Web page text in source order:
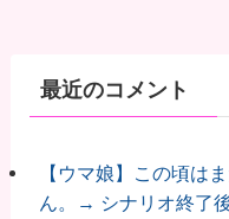
最近のコメント
【ウマ娘】この頃は
ん。→ シナリオ終了